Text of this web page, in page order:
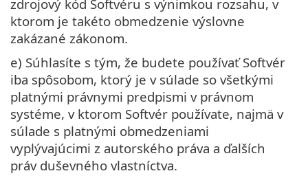
zdrojový kód Softvéru s výnimkou rozsahu, v
ktorom je takéto obmedzenie výslovne
zakázané zákonom.
e) Súhlasíte s tým, že budete používať Softvér
iba spôsobom, ktorý je v súlade so všetkými
platnými právnymi predpismi v právnom
systéme, v ktorom Softvér používate, najmä v
súlade s platnými obmedzeniami
vyplývajúcimi z autorského práva a ďalších
práv duševného vlastníctva.